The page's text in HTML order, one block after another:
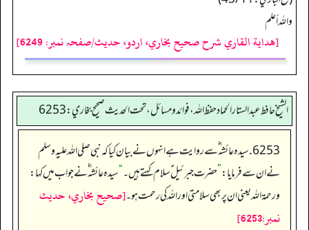
واللہ أعلم
[هداية القاري شرح صحيح بخاري، اردو، حدیث/صفحہ نمبر: 6249]
الشيخ حافط عبدالستار الحماد حفظ الله، فوائد و مسائل، تحت الحديث صحيح بخاري:6253
6253. سیدہ عائشہ‬ ؓ س‬ے روایت ہے انہوں نے بیان کیا کہ نبی صلی اللہ علیہ وسلم
نے ان سے فرمایا:”حضرت جبرئیل ؑ سلام کہتے ہیں۔“سیدہ عائشہ‬ ؓ ن‬ے جواب میں کہا:
ورحمة اللہ یعنی ان پر بھی سلامتی اور اللہ کی رحمت ہو۔[صحيح بخاري، حديث
نمبر:6253]